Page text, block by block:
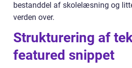
bestanddel af skolelæsning og
verden over.
Strukturering af
featured snippet